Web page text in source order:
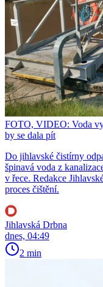
FOTO, VIDEO: Voda
by se dala pít
Do jihlavské čistírny
špinavá voda z
v řece. Redakce
proces čištění.
Jihlavská Drbna
dnes, 04:49
2 min